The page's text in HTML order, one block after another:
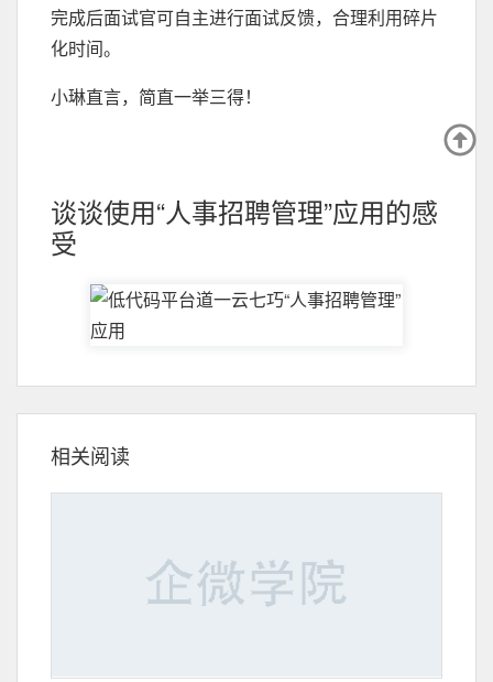
完成后面试官可自主进行面试反馈，合理利用碎片
化时间。
小琳直言，简直一举三得！
谈谈使用“人事招聘管理”应用的感
受
相关阅读